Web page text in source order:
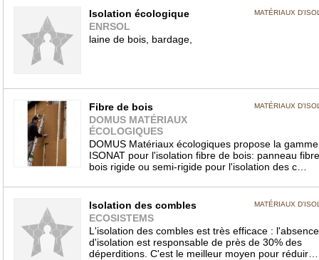
MATÉRIAUX
Isolation écologique
ENRSOL
laine de bois, bardage,
MATÉRIAUX
Fibre de bois
DOMUS MATÉRIAUX
ÉCOLOGIQUES
DOMUS Matériaux écologiques propose la gamme
ISONAT pour l'isolation fibre de bois: panneau
bois rigide ou semi-rigide pour l'isolation des c…
MATÉRIAUX
Isolation des combles
ECOSISTEMS
L'isolation des combles est très efficace : l'absence
d'isolation est responsable de près de 30% des
déperditions. C'est le meilleur moyen pour réduir…